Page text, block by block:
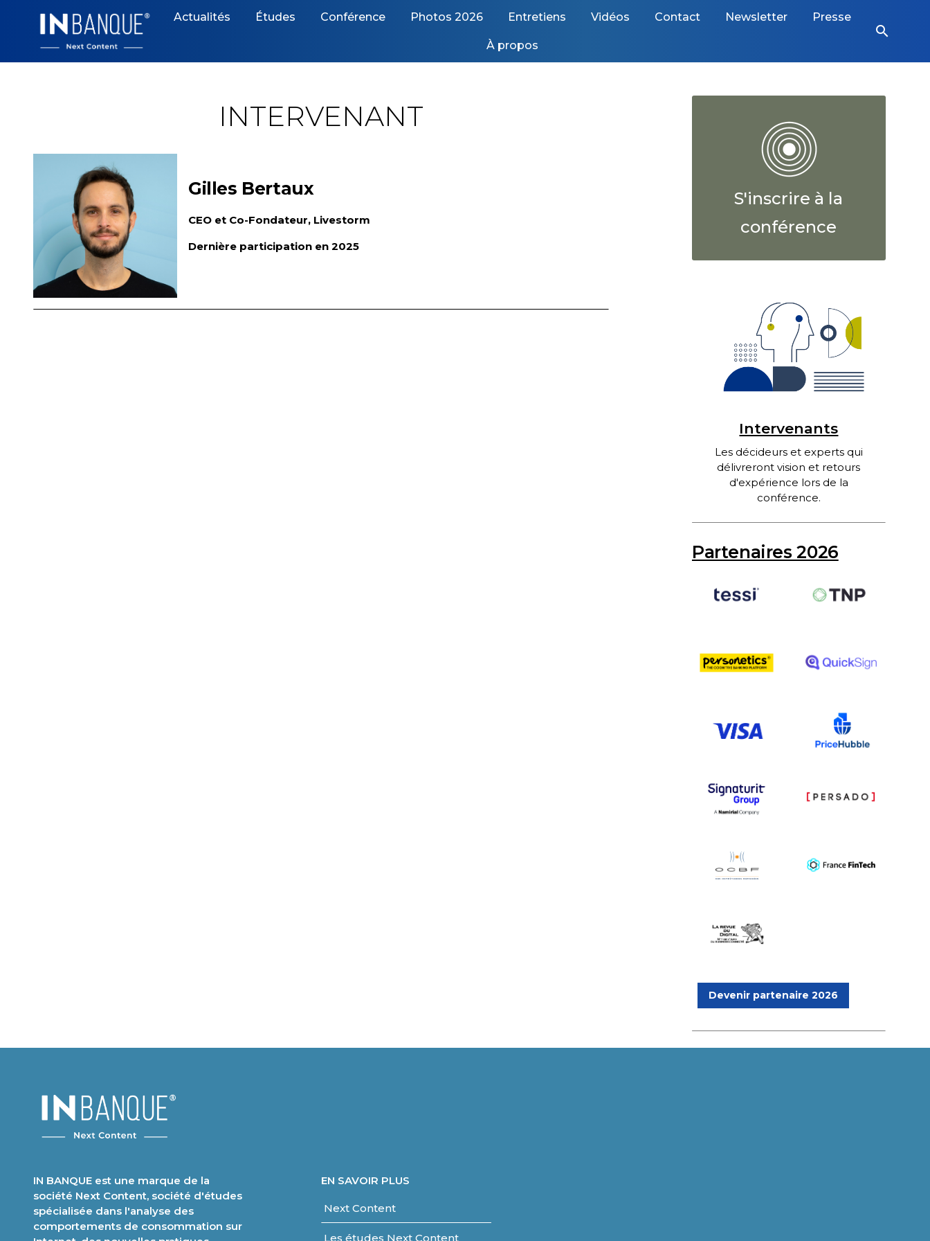
content
Actualités Études Conférence Photos 2026 Entretiens Vidéos Contact Newsletter Presse
À propos
search
INTERVENANT
Gilles Bertaux
CEO et Co-Fondateur, Livestorm
Dernière participation en 2025
S'inscrire à la
conférence
Intervenants
Les décideurs et experts qui
délivreront vision et retours
d'expérience lors de la
conférence.
Partenaires 2026
Devenir partenaire 2026
IN BANQUE est une marque de la
société Next Content, société d'études
spécialisée dans l'analyse des
comportements de consommation sur
EN SAVOIR PLUS
Next Content
Les études Next Content